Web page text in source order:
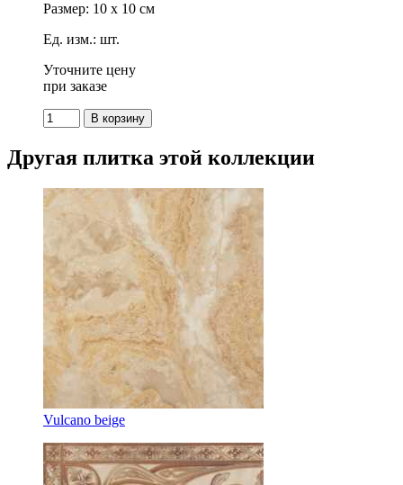
Размер: 10 x 10 см
Ед. изм.: шт.
Уточните цену
при заказе
Другая плитка этой коллекции
Vulcano beige